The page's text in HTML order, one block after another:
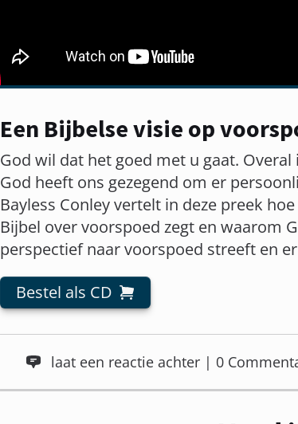
Een Bijbelse visie op
God wil dat het goed met u gaat.
God heeft ons gezegend om er
Bayless Conley vertelt in deze preek
Bijbel over voorspoed zegt en waarom
perspectief naar voorspoed streeft en
Bestel als CD
laat een reactie achter | 0